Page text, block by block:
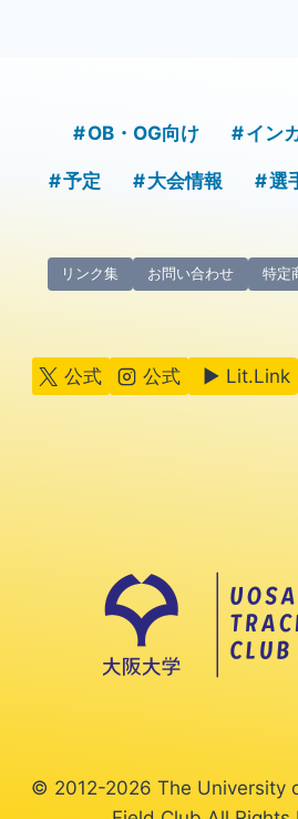
OB・OG向け イン
予定 大会情報 選
リンク集 お問い合わせ 特定
公式 公式 ▶ Lit.Link
© 2012-2026 The University